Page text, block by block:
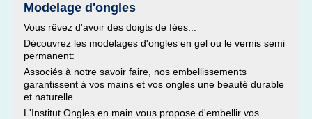
Modelage d'ongles
Vous rêvez d'avoir des doigts de fées...
Découvrez les modelages d'ongles en gel ou le vernis semi
permanent:
Associés à notre savoir faire, nos embellissements
garantissent à vos mains et vos ongles une beauté durable
et naturelle.
L'Institut Ongles en main vous propose d'embellir vos